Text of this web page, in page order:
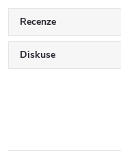
Recenze
Diskuse